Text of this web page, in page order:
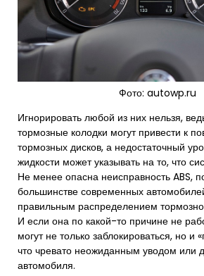
Фото: autowp.ru
Игнорировать любой из них нельзя,
тормозные колодки могут привести к
тормозных дисков, а недостаточный
жидкости может указывать на то, что
Не менее опасна неисправность ABS,
большинстве современных
правильным распределением
И если она по какой-то причине не
могут не только заблокироваться, но и
что чревато неожиданным уводом или
автомобиля.